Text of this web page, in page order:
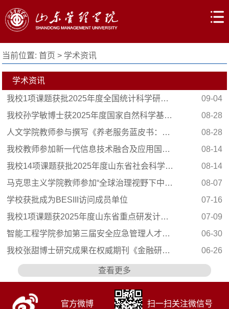
当前位置: 首页 > 学术资讯
学术资讯
我校1项课题获批2025年度全国统计科学研究项目立项
09-04
我校孙学敏博士获2025年度国家自然科学基金项目立...
08-28
人文学院教师参与撰写《养老服务蓝皮书：中国养老...
08-28
我校教师参加新一代信息技术融合及应用国际会议
08-14
我校14项课题获批2025年度山东省社会科学规划研究...
08-14
马克思主义学院教师参加“全球治理视野下中国社会...
08-07
学校获批成为BESIII访问成员单位
07-16
我校1项课题获2025年度山东省重点研发计划（软科学...
07-09
智能工程学院参加第三届安全应急管理人才建设大会
06-30
我校张甜博士研究成果在权威期刊《金融研究》发表
06-26
查看更多
官方微博 扫一扫关注微信号